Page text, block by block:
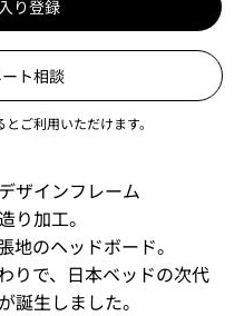
り登録
ト相談
ご利用いただけます。
ザインフレーム
り加⼯。
地のヘッドボード。
りで、日本ベッドの次代
誕⽣しました。